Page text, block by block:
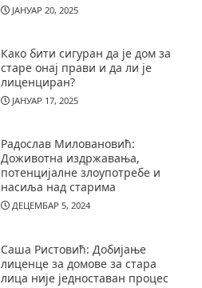
ЈАНУАР 20, 2025
Како бити сигуран да је дом за
старе онај прави и да ли је
лиценциран?
ЈАНУАР 17, 2025
Радослав Миловановић:
Доживотна издржавања,
потенцијалне злоупотребе и
насиља над старима
ДЕЦЕМБАР 5, 2024
Саша Ристовић: Добијање
лиценце за домове за стара
лица није једноставан процес